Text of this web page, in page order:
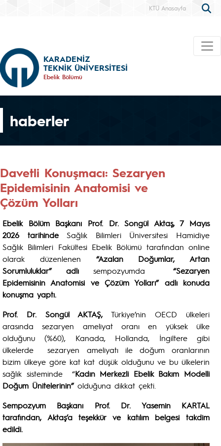
KTÜ Anasayfa
KARADENİZ
TEKNİK ÜNİVERSİTESİ
Ebelik Bölümü
haberler
Davetli Konuşmacı: Sezaryen
Epidemisinin Anatomisi ve
Çözüm Yolları
Ebelik Bölüm Başkanı Prof. Dr. Songül Aktaş, 7 Mayıs
2026 tarihindeSağlık Bilimleri Üniversitesi Hamidiye
Sağlık Bilimleri Fakültesi Ebelik Bölümü tarafından online
olarak düzenlenen “Azalan Doğumlar, Artan
Sorumluluklar” adlı sempozyumda “Sezaryen
Epidemisinin Anatomisi ve Çözüm Yolları” adlı konuda
konuşma yaptı.
Prof. Dr. Songül AKTAŞ,Türkiye’nin OECD ülkeleri
arasında sezaryen ameliyat oranı en yüksek ülke
olduğunu (%60), Kanada, Hollanda, İngiltere gibi
ülkelerde sezaryen ameliyatı ile doğum oranlarının
bizim ülkeye göre kat kat düşük olduğunu ve bu ülkelerin
sağlık sisteminde “Kadın Merkezli Ebelik Bakım Modelli
Doğum Ünitelerinin”olduğuna dikkat çekti.
Sempozyum Başkanı Prof. Dr. Yasemin KARTAL
tarafından, Aktaş’a teşekkür ve katılım belgesi takdim
edildi.